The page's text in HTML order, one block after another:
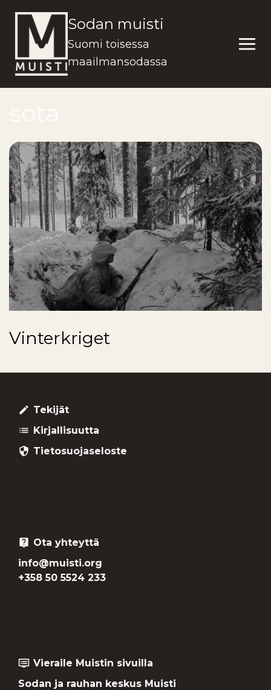
sisältöön
Sodan muisti
Suomi toisessa
maailmansodassa
Vinterkriget
create Tekijät
list Kirjallisuutta
security Tietosuojaseloste
live_help
Ota yhteyttä
info@muisti.org
+358 50 5524 233
dvr Vieraile Muistin sivuilla
Sodan ja rauhan keskus Muisti